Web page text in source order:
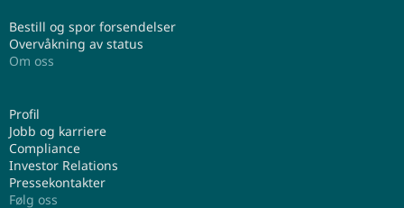
Bestill og spor forsendelser
Overvåkning av status
Om oss
Profil
Jobb og karriere
Compliance
Investor Relations
Pressekontakter
Følg oss